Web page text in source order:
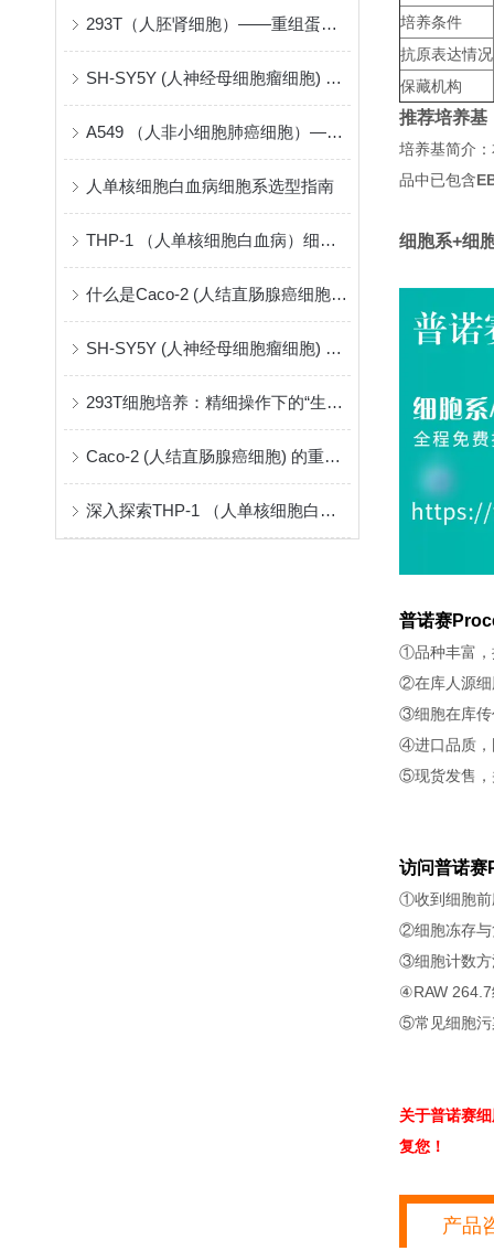
293T（人胚肾细胞）——重组蛋白与病毒包装的“分子工厂”
SH-SY5Y (人神经母细胞瘤细胞) 在神经生物学研究中的原理与应用
A549 （人非小细胞肺癌细胞）——肺腺癌机制与药物筛选的“病理模型”
人单核细胞白血病细胞系选型指南
THP-1 （人单核细胞白血病）细胞系采购与建立指南
什么是Caco-2 (人结直肠腺癌细胞) ？
SH-SY5Y (人神经母细胞瘤细胞) ：神经系统研究的关键模型
293T细胞培养：精细操作下的“生命摇篮”
Caco-2 (人结直肠腺癌细胞) 的重要性和应用
深入探索THP-1 （人单核细胞白血病）
培养条件
抗原表达情况
保藏机构
推荐培养基
培养基简介
品中已包含
细胞系+细
普诺赛
①品种丰富，
②在库人源细
③细胞在库传
④进口品质，
⑤现货发售，
访问普诺赛
①收到细胞前
②细胞冻存与
③细胞计数方
④RAW 264.7
⑤常见细胞污
关于普诺赛
复您！
产品